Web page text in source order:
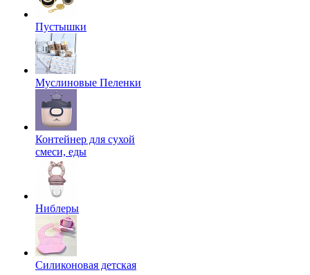
Пустышки
Муслиновые Пеленки
Контейнер для сухой
смеси, еды
Ниблеры
Силиконовая детская